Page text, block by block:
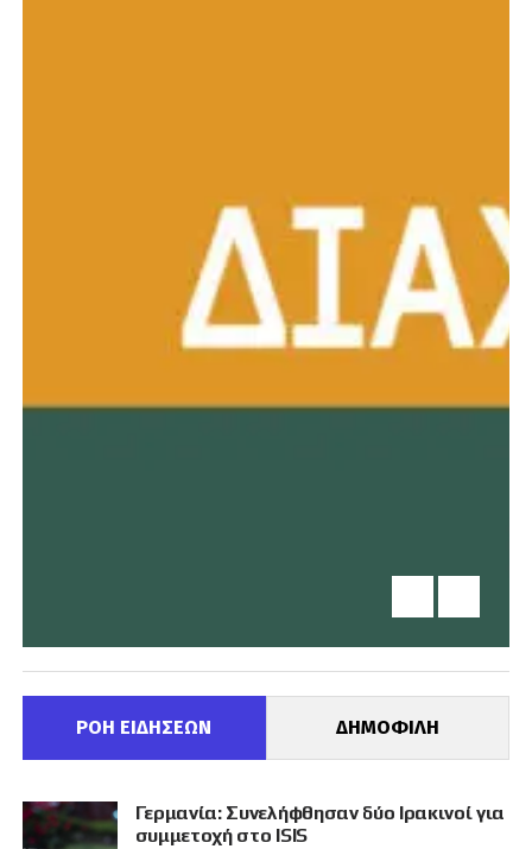
ΡΟΗ ΕΙΔΗΣΕΩΝ ΔΗΜΟΦΙΛΗ
Γερμανία: Συνελήφθησαν δύο Ιρακινοί για
συμμετοχή στο ISIS